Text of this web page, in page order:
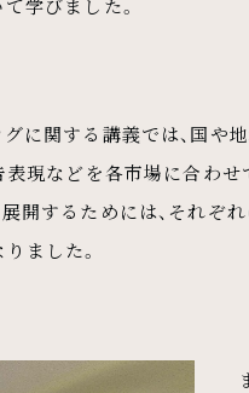
に関する講義では、国や
表現などを各市場に合わ
開するためには、それぞ
ました。